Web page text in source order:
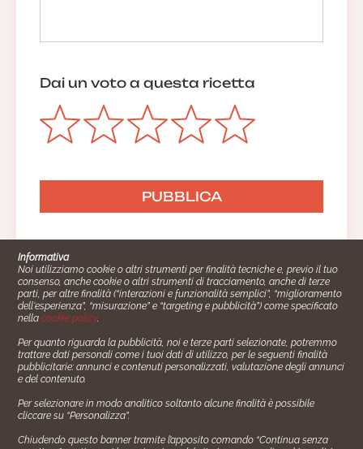
Dai un voto a questa ricetta
Cucinare.it è un marchio commerciale di Impiego24.it s.r.l.
copyright 2014 - 2024 P.IVA: 03406490130
Azienda certiﬁcata ISO 27001 numero: SNR 73140386/89/I
- Azienda certiﬁcata ISO 9001 numero: SNR
Informativa
Noi utilizziamo cookie o altri strumenti per finalità tecniche e, previo il tuo
consenso, anche cookie o altri strumenti di tracciamento, anche di terze
parti, per altre finalità (“interazioni e funzionalità semplici”, “miglioramento
dell'esperienza”, “misurazione” e “targeting e pubblicità”) come specificato
nellacookie policy.
Per quanto riguarda la pubblicità, noi e terze parti selezionate, potremmo
trattare dati personali come i tuoi dati di utilizzo, per le seguenti finalità
pubblicitarie: annunci e contenuti personalizzati, valutazione degli annunci
e del contenuto.
Per selezionare in modo analitico soltanto alcune finalità è possibile
cliccare su “Personalizza”.
Chiudendo questo banner tramite l’apposito comando “Continua senza